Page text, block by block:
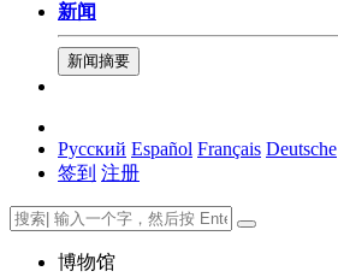
新闻
新闻摘要
Русский Español Français Deutsche
签到 注册
博物馆